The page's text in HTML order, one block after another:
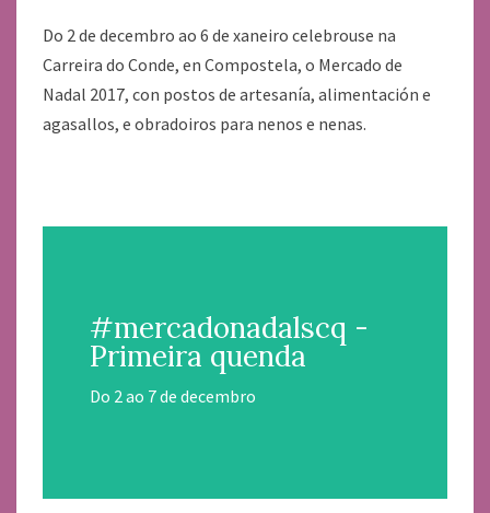
Do 2 de decembro ao 6 de xaneiro celebrouse na
Carreira do Conde, en Compostela, o Mercado de
Nadal 2017, con postos de artesanía, alimentación e
agasallos, e obradoiros para nenos e nenas.
#mercadonadalscq -
Primeira quenda
Do 2 ao 7 de decembro